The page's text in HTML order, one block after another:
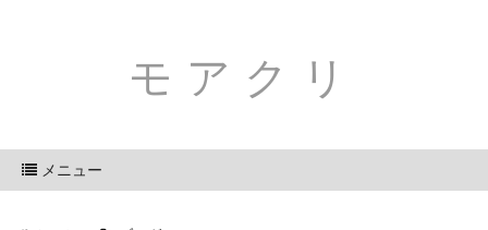
モアクリ
メニュー